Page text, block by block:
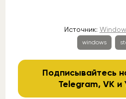
Источник:
windows
Подписывайтесь
Telegram,VK и